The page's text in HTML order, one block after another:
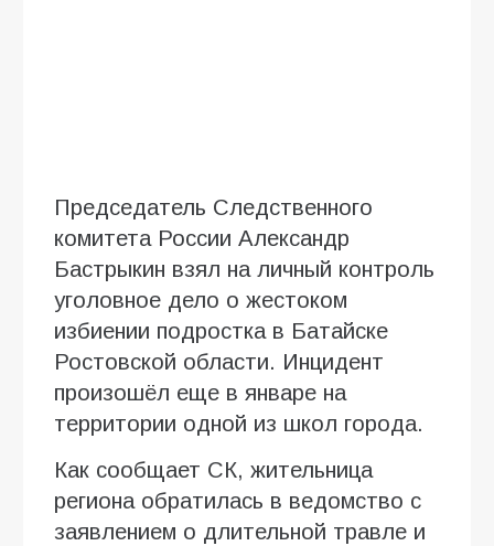
Председатель Следственного
комитета России Александр
Бастрыкин взял на личный контроль
уголовное дело о жестоком
избиении подростка в Батайске
Ростовской области. Инцидент
произошёл еще в январе на
территории одной из школ города.
Как сообщает СК, жительница
региона обратилась в ведомство с
заявлением о длительной травле и